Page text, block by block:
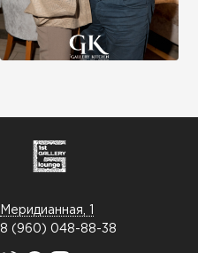
Меридианная, 1
8 (960) 048-88-38